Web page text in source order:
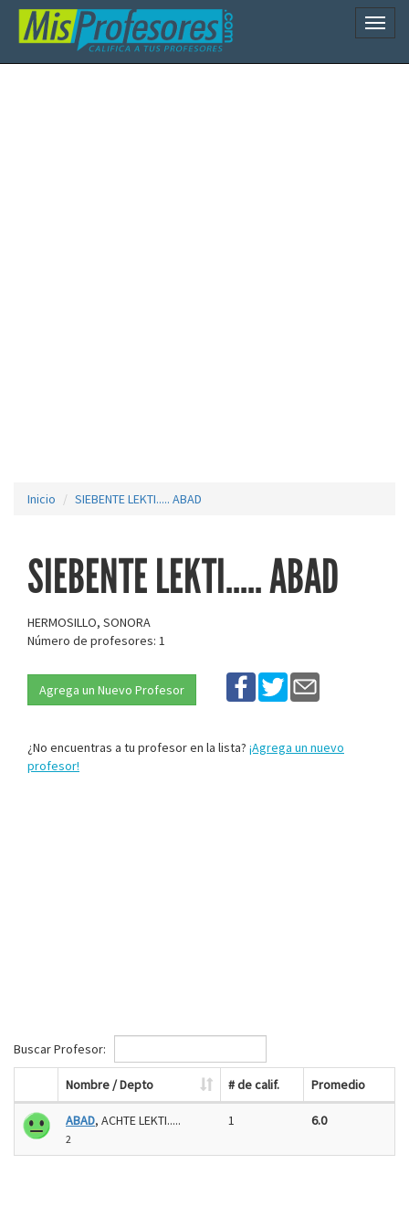
Inicio SIEBENTE LEKTI..... ABAD
SIEBENTE LEKTI..... ABAD
HERMOSILLO, SONORA
Número de profesores: 1
Agrega un Nuevo Profesor
¿No encuentras a tu profesor en la lista? ¡Agrega un nuevo
profesor!
Buscar Profesor:
Nombre / Depto # de calif. Promedio
ABAD, ACHTE LEKTI.....
2
1 6.0